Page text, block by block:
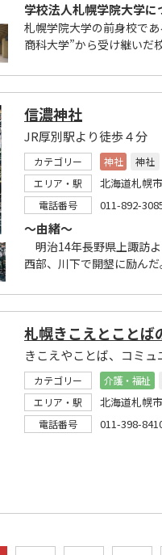
学校法人札幌学院大学に
札幌学院大学の前身校で
商科大学”から受け継いだ
信濃神社
JR厚別駅より徒歩４分
カテゴリー 神社
神社
エリア・駅
北海道札幌
電話番号 011-892-
～由緒～
明治14年長野県上諏訪よ
西部、川下で開墾に励ん
札幌きこえとことば
カテゴリー 介護・福祉
エリア・駅
北海道札幌
電話番号 011-398-